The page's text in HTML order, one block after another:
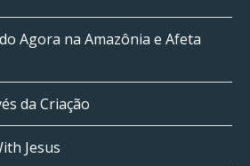
Agora na Amazônia e Afeta
da Criação
Jesus